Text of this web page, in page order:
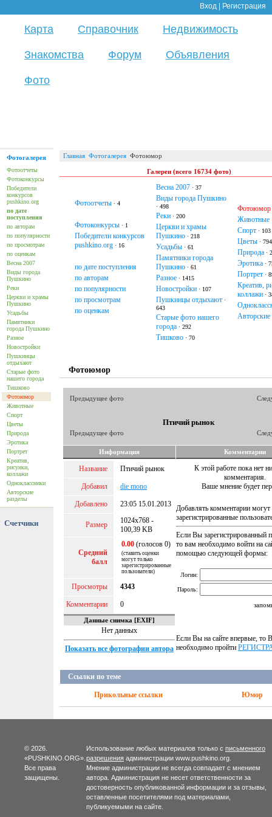
Вход Регистрация
Карта Справочник Недвижимость
Знакомства Форум Объявления
Фото
Фотогалерея
Фотоотчеты
Фотоконкурсы
Победители
конкурсов
pushkino.org
по дате
поступления
по авторам
по популярности
по просмотрам
по оценкам
Весна 2007
Виды города
Пушкино
Реки
Церкви и храмы
Пушкино
Усадьбы
Памятники
города Пушкино
Разное
Новостройки
Пушкинцы
отдыхают
Старые фото
нашего города
Тишково
Фотоюмор
Животные
Спорт
Цветы
Природа
Эротика
Портрет
Креатив,
рисунки,
коллажи
Одноклассники
Авторские
разделы
Счетчики
Главная Фотогалерея Фотоюмор
Галереи (всего 16734 фото)
Фотоотчеты · 4
Фотоконкурсы · 1
Победители конкурсов
pushkino.org · 16
по дате поступления
по авторам
по популярности
по просмотрам
по оценкам
Весна 2007 · 37
Виды города Пушкино
· 498
Реки · 200
Церкви и храмы
Пушкино · 218
Усадьбы · 61
Памятники города
Пушкино · 61
Разное · 1415
Новостройки · 107
Пушкинцы отдыхают ·
643
Старые фото нашего
города · 292
Тишково · 70
Фотоюмор
Животные
Спорт · 103
Цветы · 794
Природа ·
Эротика ·
Портрет ·
Креатив,
коллажи ·
Авторские
Фотоюмор
Предыдущее фото
Птичий рынок
Предыдущее фото
Информация Комментарии
Название Птичий рынок
Добавил die mono
Добавлено 23:05 15.01.2013
Размер
1024x768 -
100,39 KB
Средний
балл
0.00 (голосов 0)
(ставить оценки
могут только
зарегистрированные
пользователи)
Просмотры 4343
Комментарии 0
Данные снимка [EXIF]
Нет данных
Показать все фотографии автора
К этой работе пока нет
комментария.
Ваше мнение будет
Добавлять комментарии могут
зарегистрированные
Если Вы зарегистрированный
то вам необходимо войти на
помощью следующей формы:
Логин:
Пароль:
Если Вы на сайте впервые, то
необходимо пройти
Ссылки по теме
Прикольные ссылки Юмор
© 2026.
«PUSHKINO.ORG».
Все права
защищены.
Использование любых материалов только с письменного
разрешения администрации www.pushkino.org.
Мнение администрации не всегда совпадает с мнением
автора. Администрация не несет ответственности за
достоверность опубликованной информации и за отзывы,
оставленные посетителями под материалами,
публикуемыми на сайте.